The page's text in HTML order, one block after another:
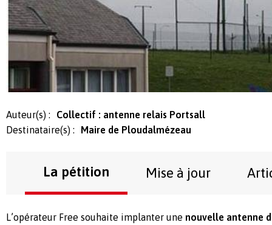
Auteur(s) :
Collectif : antenne relais Portsall
Destinataire(s) :
Maire de Ploudalmézeau
La pétition Mise à jour
L’opérateur Free souhaite implanter une nouvelle antenne